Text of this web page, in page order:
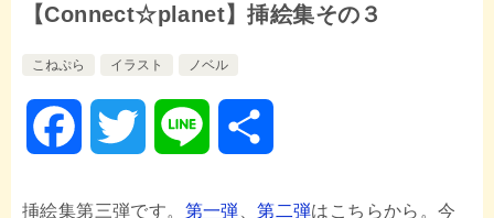
【Connect☆planet】挿絵集その３
こねぷら イラスト ノベル
挿絵集第三弾です。 第一弾 、第二弾はこちらから。今